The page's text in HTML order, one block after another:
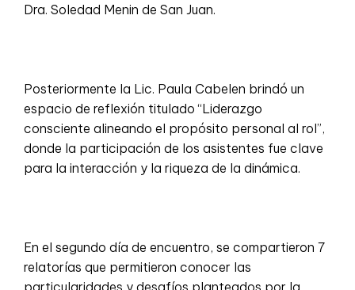
Dra. Soledad Menin de San Juan.
Posteriormente la Lic. Paula Cabelen brindó un
espacio de reflexión titulado “Liderazgo
consciente alineando el propósito personal al rol”,
donde la participación de los asistentes fue clave
para la interacción y la riqueza de la dinámica.
En el segundo día de encuentro, se compartieron 7
relatorías que permitieron conocer las
particularidades y desafíos planteados por la